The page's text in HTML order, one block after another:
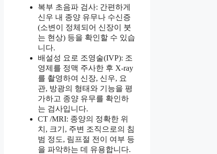
복부 초음파 검사: 간편하게
신우 내 종양 유무나 수신증
(소변이 정체되어 신장이 붓
는 현상) 등을 확인할 수 있습
니다.
배설성 요로 조영술(IVP): 조
영제를 정맥 주사한 후 X-ray
를 촬영하여 신장, 신우, 요
관, 방광의 형태와 기능을 평
가하고 종양 유무를 확인하
는 검사입니다.
CT /MRI: 종양의 정확한 위
치, 크기, 주변 조직으로의 침
범 정도, 림프절 전이 여부 등
을 파악하는 데 유용합니다.